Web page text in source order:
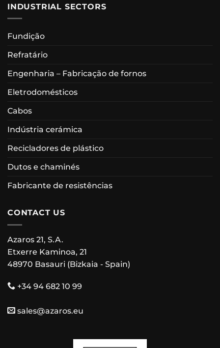
INDUSTRIAL SECTORS
Fundição
Refratário
Engenharia – Fabricação de fornos
Eletrodomésticos
Cabos
Indústria cerámica
Recicladores de plástico
Dutos e chaminés
Fabricante de resistências
CONTACT US
Azaros 21, S.A.
Etxerre Kaminoa, 21
48970 Basauri (Bizkaia - Spain)
+34 94 682 10 99
sales@azaros.eu